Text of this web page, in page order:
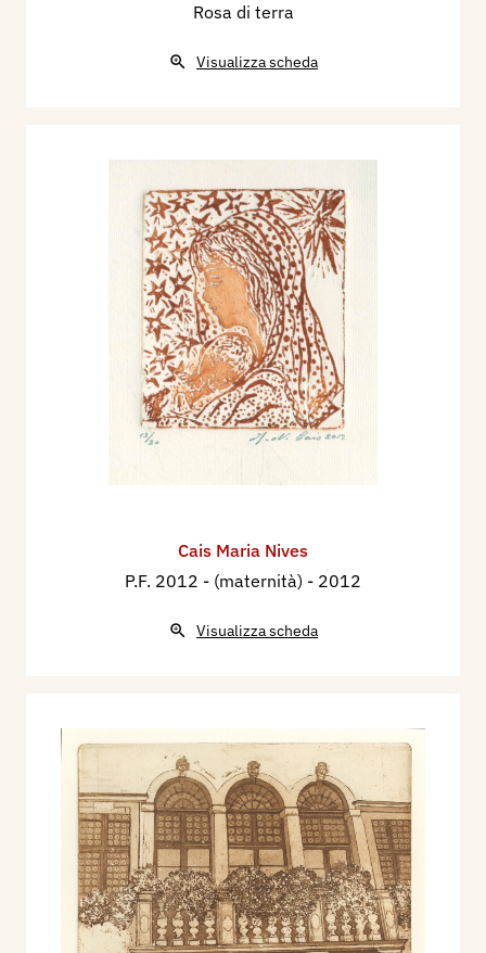
Rosa di terra
Visualizza scheda
Cais Maria Nives
P.F. 2012 - (maternità) - 2012
Visualizza scheda